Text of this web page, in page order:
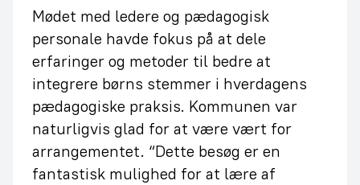
Mødet med ledere og pædagogisk
personale havde fokus på at dele
erfaringer og metoder til bedre at
integrere børns stemmer i hverdagens
pædagogiske praksis. Kommunen var
naturligvis glad for at være vært for
arrangementet. “Dette besøg er en
fantastisk mulighed for at lære af